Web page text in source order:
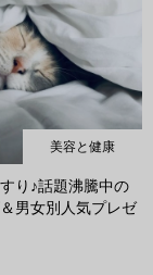
美容と健康
り♪話題沸騰中の
男女別人気プレゼ